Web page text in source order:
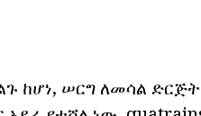
ከሆነ, ሠርግ ለመሳል